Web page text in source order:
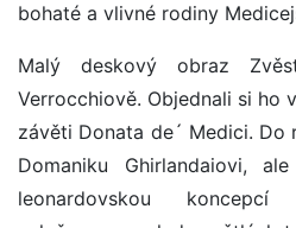
bohaté a vlivné rodiny
Malý deskový obraz
Verrocchiově. Objednali si ho
závěti Donata de´ Medici.
Domaniku Ghirlandaiovi,
leonardovskou